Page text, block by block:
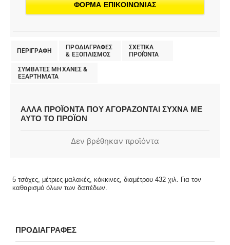
ΦΟΡΜΑ ΕΠΙΚΟΙΝΩΝΙΑΣ
ΠΕΡΙΓΡΑΦΗ
ΠΡΟΔΙΑΓΡΑΦΕΣ
& EΞΟΠΛΙΣΜΟΣ
ΣΧΕΤΙΚΑ
ΠΡΟΪΌΝΤΑ
ΣΥΜΒΑΤΕΣ ΜΗΧΑΝΕΣ &
ΕΞΑΡΤΗΜΑΤΑ
ΑΛΛΑ ΠΡΟΪΟΝΤΑ ΠΟΥ ΑΓΟΡΑΖΟΝΤΑΙ ΣΥΧΝΑ ΜΕ
ΑΥΤΟ ΤΟ ΠΡΟΪΟΝ
Δεν βρέθηκαν προϊόντα
5 τσόχες, μέτριες-μαλακές, κόκκινες, διαμέτρου 432 χιλ. Για τον
καθαρισμό όλων των δαπέδων.
ΠΡΟΔΙΑΓΡΑΦΕΣ